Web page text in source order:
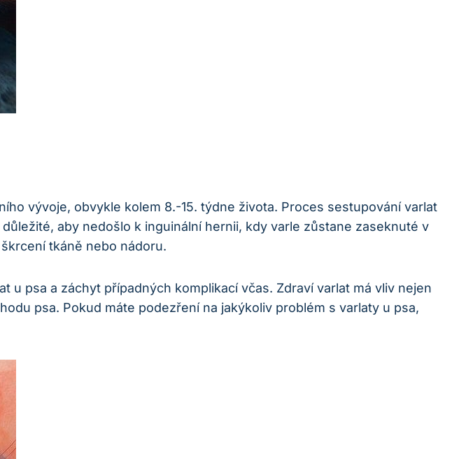
vývoje, obvykle kolem 8.-15. týdne života. Proces sestupování varlat
aby nedošlo k inguinální hernii, kdy varle zůstane zaseknuté v
tkáně nebo nádoru.
psa a záchyt případných komplikací včas. Zdraví varlat má vliv nejen
psa. Pokud máte podezření na jakýkoliv problém s varlaty u psa,